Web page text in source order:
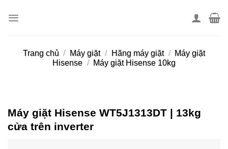
Trang chủ / Máy giặt / Hãng máy giặt /
Máy giặt
Hisense / Máy giặt Hisense 10kg
Máy giặt Hisense WT5J1313DT | 13kg
cửa trên inverter